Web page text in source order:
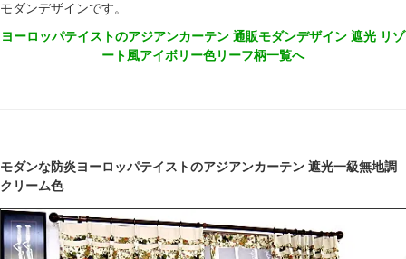
モダンデザインです。
ヨーロッパテイストのアジアンカーテン 通販モダンデザイン 遮光 リゾ
ート風アイボリー色リーフ柄一覧へ
モダンな防炎ヨーロッパテイストのアジアンカーテン 遮光一級無地調
クリーム色